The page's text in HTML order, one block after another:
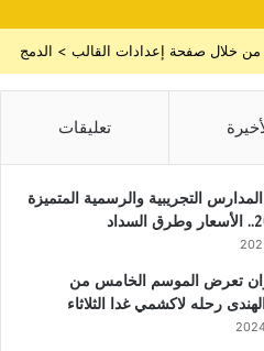
تعليقات
التجريبية والرسمية المتميزة
تعرض الموسم الخامس من
رحله لاكشمي غدا الثلاثاء